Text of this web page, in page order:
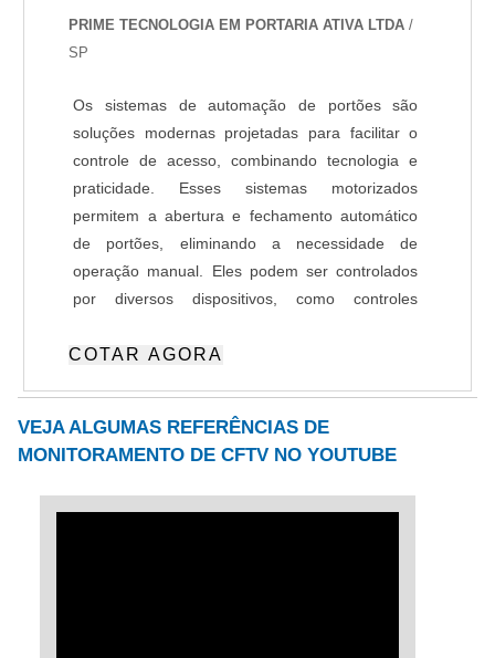
PRIME TECNOLOGIA EM PORTARIA ATIVA LTDA /
SP
Os sistemas de automação de portões são
soluções modernas projetadas para facilitar o
controle de acesso, combinando tecnologia e
praticidade. Esses sistemas motorizados
permitem a abertura e fechamento automático
de portões, eliminando a necessidade de
operação manual. Eles podem ser controlados
por diversos dispositivos, como controles
amplamente utilizados em residências,
(RFID) representa um avanço na gestão de
acesso, permitindo que o portão reconheça
veículos automaticamente ao se aproximarem,
COTAR AGORA
VEJA ALGUMAS REFERÊNCIAS DE
MONITORAMENTO DE CFTV NO YOUTUBE